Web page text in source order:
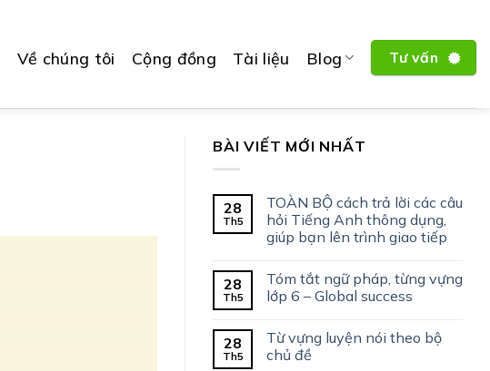
Về chúng tôi Cộng đồng Tài liệu Blog Tư vấn
BÀI VIẾT MỚI NHẤT
28
Th5
TOÀN BỘ cách trả lời các câu
hỏi Tiếng Anh thông dụng,
giúp bạn lên trình giao tiếp
28
Th5
Tóm tắt ngữ pháp, từng vựng
lớp 6 – Global success
28
Th5
Từ vựng luyện nói theo bộ
chủ đề